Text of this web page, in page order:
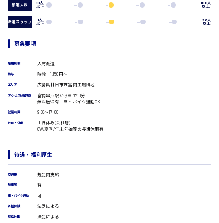
介護・医療系
看護師
営業事務
翻訳、通訳
校正・編集
システムエンジニア
広島市南区
広島市佐伯区
広島市安佐北区
時給1400円～
時給1500円以上
部署人数 10人
以下
100人
以上
派遣スタッフ 1人
以下
20人
以上
募集要項
雇用形態 人材派遣
給与 時給：1,150円～
エリア 広島県廿日市市宮内工場団地
アクセス(最寄駅)
宮内串戸駅から車で10分
無料送迎有 車・バイク通勤OK
就業時間 9:00〜17:00
休日・休暇
土日休み(会社暦)
GW/夏季/年末年始等の長期休暇有
待遇・福利厚生
交通費 規定内支給
駐車場 有
車・バイク通勤 可
各種保険 法定による
有給休暇 法定による